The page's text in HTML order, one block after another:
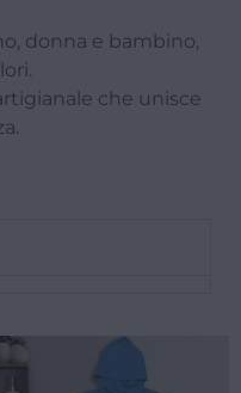
donna e bambino,
che unisce